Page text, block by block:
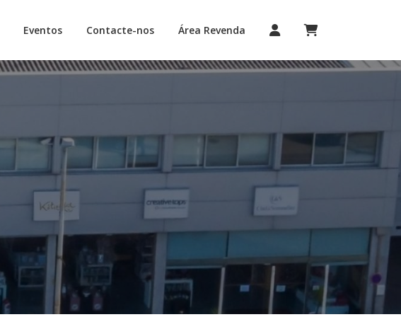
Eventos Contacte-nos Área Revenda